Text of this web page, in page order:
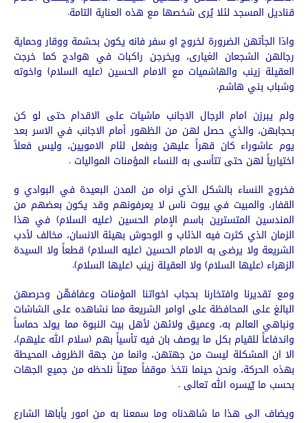
قناديل المسجد لئلا يُرى شخصها مع هذه العناية التامة.
واذا الجأتهن الضرورة لخروج او سفر فانه يكون بحشمة ووقار وحماية
رجالهن الشجعان الغيارى، ويخرجن راكبات في هوادج كما خرجت
العقيلة زينب والهاشميات مع الامام الحسين (عليه السلام) واخوته
وشباب بني هاشم.
ولم يبرزن امام الرجال الاجانب ماشيات على الاقدام حتى لو كن
بحجابهن، والذي حصل لهن من الظهور أمام الاجانب في الاسر بعد
يوم عاشوراء كان قهراً عليهن وبفعل لئام الامويين، وليس فعلاً
اختيارياً لهن حتى تتأسى به النساء المؤمنات المواليات .
فخروج النساء بالشكل الذي نراه من المدن البعيدة في البوادي و
القفار، والمبيت في بيوت ناس لا يعرفونهم وقد يكون بعضهم من
المندسين المتسترين باسم الإمام الحسين (عليه السلام) في هذا
الزمان الذي كثرت فيه الذئاب و الوحوش بهيئة الانسان، مخالف لأدب
الشريعة ولا يرضى به الامام الحسين (عليه السلام) قطعاً ولا السيدة
الزهراء (عليها السلام) ولا العقيلة زينب (عليها السلام).
ومع تقديرنا وافتخارنا بحجاب اخواتنا المؤمنات وعفافهّن وحرصهن
البالغ على المحافظة على اوامر الشريعة مما نشاهده على الشاشات
ونباهي العالم به، وعميق ولائهن لأهل بيت النبوة مما يولد حماساً
واندفاعاً للقيام بكل ما يوصف بان فيه تأسياً بهم (سلام الله عليهم)،
الا ان المشكلة ليست من جهتهن، وانما من جهة الظروف المحيطة
بهذه الحركة، ونحن حينما نتخذ موقفاً معيّناً نلحظه من جميع الجهات
بحسب ما يّيسره الله تعالى .
ويضاف الى هذا ما شاهدناه وما سمعنا به من امور يأباها الشارع